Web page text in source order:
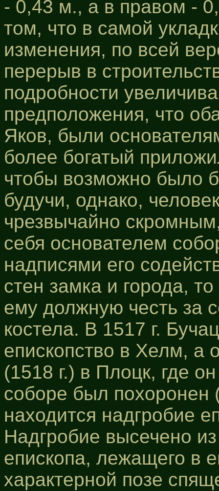
- 0,43 м., а в правом -
том, что в самой
изменения, по всей
перерыв в
подробности
предположения, что
Яков, были
более богатый
чтобы возможно было
будучи, однако,
чрезвычайно
себя основателем
надписями его
стен замка и города,
ему должную честь за
костела. В 1517 г.
епископство в Хелм, а
(1518 г.) в Плоцк, где
соборе был
находится надгробие
Надгробие высечено
епископа, лежащего в
характерной позе